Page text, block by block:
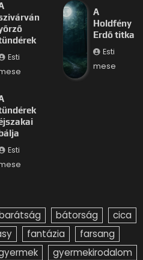
Esti
A
Holdfény
Erdő titka
Esti
mese
Esti
bátorság
cica
fantázia
farsang
gyermekirodalom